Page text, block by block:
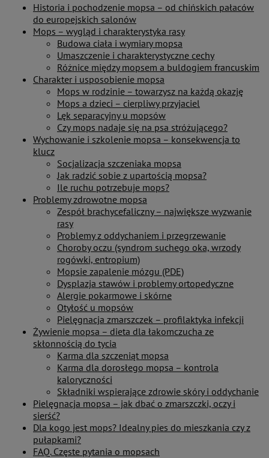
Historia i pochodzenie mopsa – od chińskich pałaców
do europejskich salonów
Mops – wygląd i charakterystyka rasy
Budowa ciała i wymiary mopsa
Umaszczenie i charakterystyczne cechy
Różnice między mopsem a buldogiem francuskim
Charakter i usposobienie mopsa
Mops w rodzinie – towarzysz na każdą okazję
Mops a dzieci – cierpliwy przyjaciel
Lęk separacyjny u mopsów
Czy mops nadaje się na psa stróżującego?
Wychowanie i szkolenie mopsa – konsekwencja to
klucz
Socjalizacja szczeniaka mopsa
Jak radzić sobie z upartością mopsa?
Ile ruchu potrzebuje mops?
Problemy zdrowotne mopsa
Zespół brachycefaliczny – największe wyzwanie
rasy
Problemy z oddychaniem i przegrzewanie
Choroby oczu (syndrom suchego oka, wrzody
rogówki, entropium)
Mopsie zapalenie mózgu (PDE)
Dysplazja stawów i problemy ortopedyczne
Alergie pokarmowe i skórne
Otyłość u mopsów
Pielęgnacja zmarszczek – profilaktyka infekcji
Żywienie mopsa – dieta dla łakomczucha ze
skłonnością do tycia
Karma dla szczeniąt mopsa
Karma dla dorosłego mopsa – kontrola
kaloryczności
Składniki wspierające zdrowie skóry i oddychanie
Pielęgnacja mopsa – jak dbać o zmarszczki, oczy i
sierść?
Dla kogo jest mops? Idealny pies do mieszkania czy z
pułapkami?
FAQ. Częste pytania o mopsach